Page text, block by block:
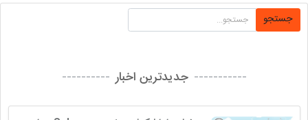
جستجو
جدیدترین اخبار